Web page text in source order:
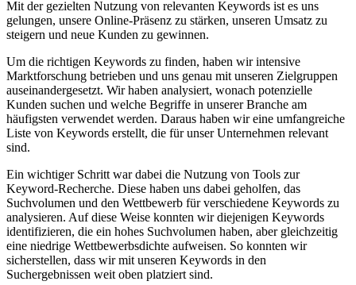
Mit der gezielten Nutzung von relevanten Keywords ist es uns
gelungen,‍ unsere Online-Präsenz zu stärken, unseren Umsatz zu
steigern und‍ neue ⁣Kunden zu gewinnen.
Um⁣ die⁢ richtigen ‌Keywords⁢ zu finden, haben wir intensive
Marktforschung ‌betrieben und uns‌ genau ‌mit unseren Zielgruppen ​
auseinandergesetzt.​ Wir⁣ haben analysiert, wonach potenzielle
Kunden suchen und‍ welche Begriffe in unserer Branche am​
häufigsten verwendet‌ werden. Daraus haben​ wir⁢ eine umfangreiche⁢
Liste von Keywords erstellt,‍ die für unser Unternehmen relevant
sind.
Ein wichtiger⁤ Schritt⁤ war dabei die Nutzung von Tools zur
Keyword-Recherche.‍ Diese ⁣haben‍ uns dabei geholfen, das
Suchvolumen und den Wettbewerb für verschiedene Keywords zu​
analysieren. Auf diese⁢ Weise ​konnten ‌wir diejenigen⁤ Keywords
‍identifizieren,‍ die ein hohes Suchvolumen haben, ‌aber⁢ gleichzeitig
eine niedrige ‌Wettbewerbsdichte⁤ aufweisen. ⁤So konnten wir
sicherstellen, dass ‌wir mit unseren Keywords in ‍den
Suchergebnissen weit oben platziert ⁣sind.